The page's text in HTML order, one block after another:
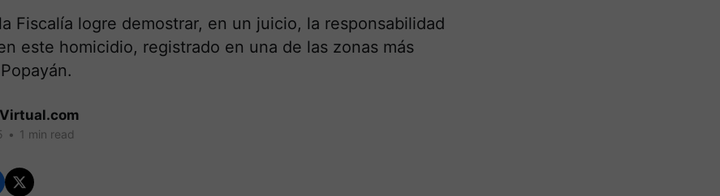
Fiscalía logre demostrar, en un juicio, la responsabilidad
este homicidio, registrado en una de las zonas más
• 1 min read